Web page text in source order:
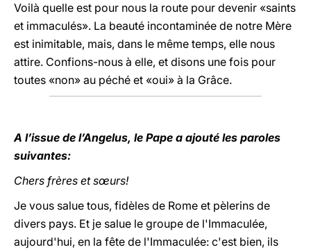
Voilà quelle est pour nous la route pour devenir «saints
et immaculés». La beauté incontaminée de notre Mère
est inimitable, mais, dans le même temps, elle nous
attire. Confions-nous à elle, et disons une fois pour
toutes «non» au péché et «oui» à la Grâce.
A l’issue de l’Angelus, le Pape a ajouté les paroles
suivantes:
Chers frères et sœurs!
Je vous salue tous, fidèles de Rome et pèlerins de
divers pays. Et je salue le groupe de l'Immaculée,
aujourd'hui, en la fête de l'Immaculée: c'est bien, ils